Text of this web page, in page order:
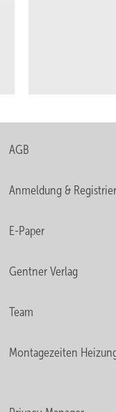
AGB
Anmeldung &
E-Paper
Gentner Verlag
Team
Montagezeiten